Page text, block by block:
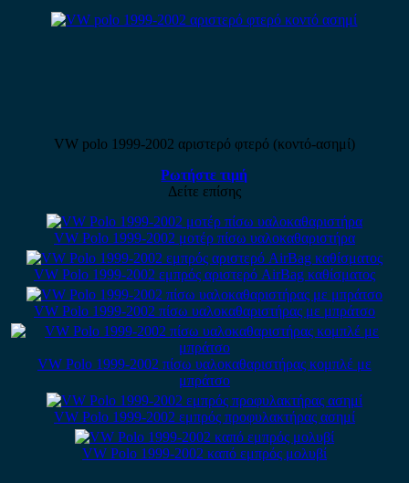
VW polo 1999-2002 αριστερό φτερό (κοντό-ασημί)
Ρωτήστε τιμή
Δείτε επίσης
VW Polo 1999-2002 μοτέρ πίσω υαλοκαθαριστήρα
VW Polo 1999-2002 εμπρός αριστερό AirBag καθίσματος
VW Polo 1999-2002 πίσω υαλοκαθαριστήρας με μπράτσο
VW Polo 1999-2002 πίσω υαλοκαθαριστήρας κομπλέ με
μπράτσο
VW Polo 1999-2002 εμπρός προφυλακτήρας ασημί
VW Polo 1999-2002 καπό εμπρός μολυβί